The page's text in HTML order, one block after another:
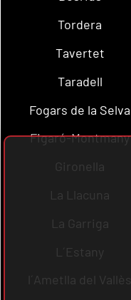
Tordera
Tavertet
Taradell
Fogars de la Selva
Figaró-Montmany
Gironella
La Llacuna
La Garriga
L´Estany
l´Ametlla del Vallès